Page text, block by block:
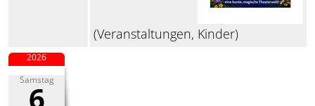
(Veranstaltungen, Kinder)
Samstag
2026